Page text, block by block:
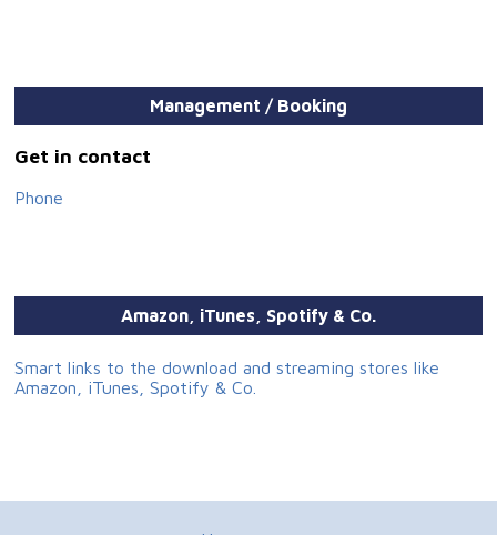
Management / Booking
Get in contact
Phone
Amazon, iTunes, Spotify & Co.
Smart links to the download and streaming stores like
Amazon, iTunes, Spotify & Co.